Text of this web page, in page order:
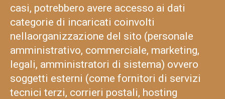
casi, potrebbero avere accesso ai dati
categorie di incaricati coinvolti
nellaorganizzazione del sito (personale
amministrativo, commerciale, marketing,
legali, amministratori di sistema) ovvero
soggetti esterni (come fornitori di servizi
tecnici terzi, corrieri postali, hosting